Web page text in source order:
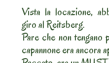
Vista la locazione,
giro al Reitsberg.
Pare che non tengano
capannone era ancora